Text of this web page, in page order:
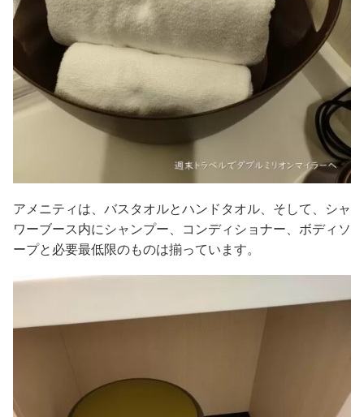
アメニティは、バスタオルとハンドタオル、そして、シャ
ワーブース内にシャンプー、コンディショナー、ボディソ
ープと必要最低限のものは揃っています。